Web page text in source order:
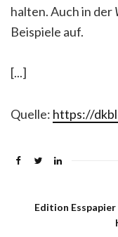
halten. Auch in der
Beispiele auf.
[...]
Quelle: https://
Edition Esspapier